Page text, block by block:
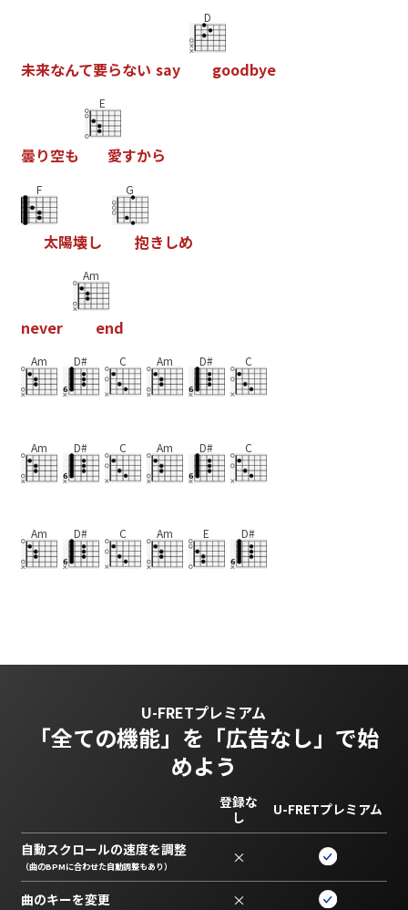
未来なんて要らない say
D
goodbye
曇り空も
E
愛すから
F
太陽壊し
G
抱き しめ
never
Am
end
Am D# C Am D# C
Am D# C Am D# C
Am D# C Am E D#
U-FRETプレミアム
「全ての機能」を 「広告なし」で始
めよう
登録な
し
U-FRETプレミアム
自動スクロールの速度を調整
（曲のBPMに合わせた自動調整もあり） ×
曲のキーを変更 ×